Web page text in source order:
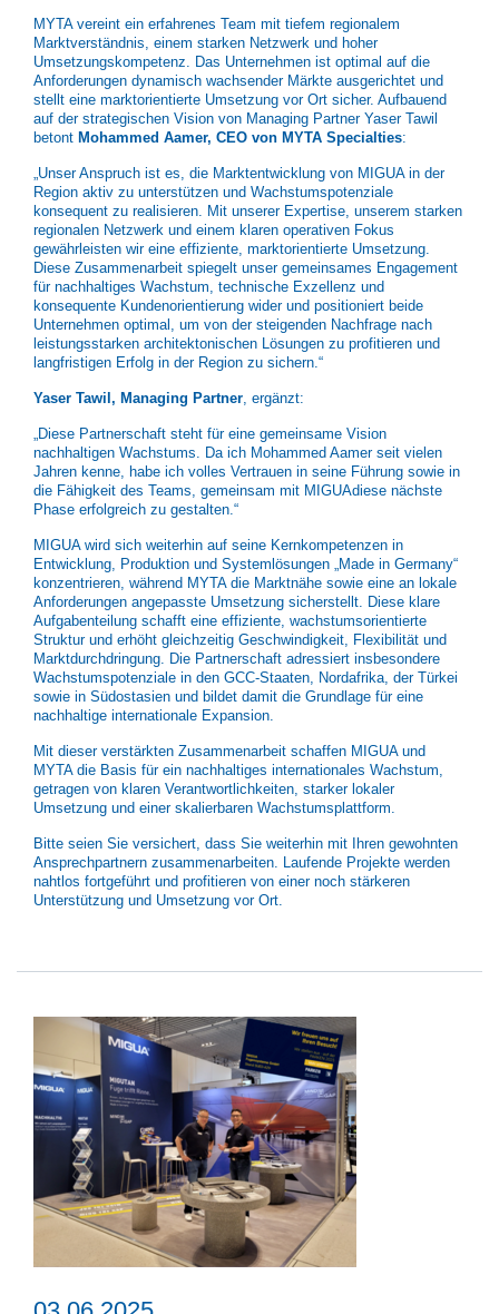
MYTA vereint ein erfahrenes Team mit tiefem regionalem
Marktverständnis, einem starken Netzwerk und hoher
Umsetzungskompetenz. Das Unternehmen ist optimal auf die
Anforderungen dynamisch wachsender Märkte ausgerichtet und
stellt eine marktorientierte Umsetzung vor Ort sicher. Aufbauend
auf der strategischen Vision von Managing Partner Yaser Tawil
betont Mohammed Aamer, CEO von MYTA Specialties:
„Unser Anspruch ist es, die Marktentwicklung von MIGUA in der
Region aktiv zu unterstützen und Wachstumspotenziale
konsequent zu realisieren. Mit unserer Expertise, unserem starken
regionalen Netzwerk und einem klaren operativen Fokus
gewährleisten wir eine effiziente, marktorientierte Umsetzung.
Diese Zusammenarbeit spiegelt unser gemeinsames Engagement
für nachhaltiges Wachstum, technische Exzellenz und
konsequente Kundenorientierung wider und positioniert beide
Unternehmen optimal, um von der steigenden Nachfrage nach
leistungsstarken architektonischen Lösungen zu profitieren und
langfristigen Erfolg in der Region zu sichern.“
Yaser Tawil, Managing Partner, ergänzt:
„Diese Partnerschaft steht für eine gemeinsame Vision
nachhaltigen Wachstums. Da ich Mohammed Aamer seit vielen
Jahren kenne, habe ich volles Vertrauen in seine Führung sowie in
die Fähigkeit des Teams, gemeinsam mit MIGUAdiese nächste
Phase erfolgreich zu gestalten.“
MIGUA wird sich weiterhin auf seine Kernkompetenzen in
Entwicklung, Produktion und Systemlösungen „Made in Germany“
konzentrieren, während MYTA die Marktnähe sowie eine an lokale
Anforderungen angepasste Umsetzung sicherstellt. Diese klare
Aufgabenteilung schafft eine effiziente, wachstumsorientierte
Struktur und erhöht gleichzeitig Geschwindigkeit, Flexibilität und
Marktdurchdringung. Die Partnerschaft adressiert insbesondere
Wachstumspotenziale in den GCC-Staaten, Nordafrika, der Türkei
sowie in Südostasien und bildet damit die Grundlage für eine
nachhaltige internationale Expansion.
Mit dieser verstärkten Zusammenarbeit schaffen MIGUA und
MYTA die Basis für ein nachhaltiges internationales Wachstum,
getragen von klaren Verantwortlichkeiten, starker lokaler
Umsetzung und einer skalierbaren Wachstumsplattform.
Bitte seien Sie versichert, dass Sie weiterhin mit Ihren gewohnten
Ansprechpartnern zusammenarbeiten. Laufende Projekte werden
nahtlos fortgeführt und profitieren von einer noch stärkeren
Unterstützung und Umsetzung vor Ort.